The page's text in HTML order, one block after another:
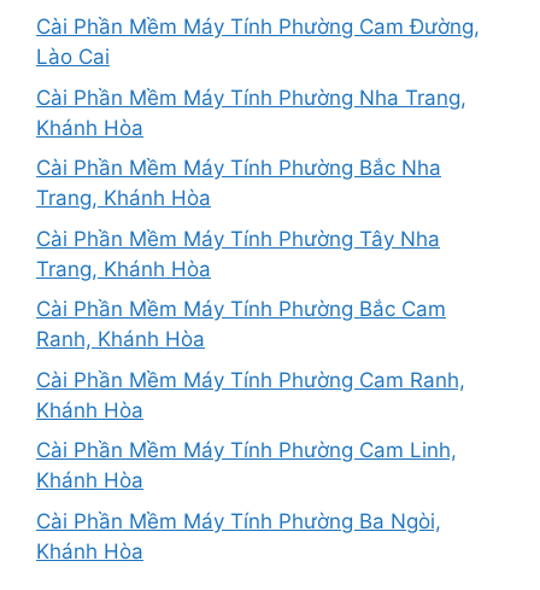
Cài Phần Mềm Máy Tính Phường Cam Đường,
Lào Cai
Cài Phần Mềm Máy Tính Phường Nha Trang,
Khánh Hòa
Cài Phần Mềm Máy Tính Phường Bắc Nha
Trang, Khánh Hòa
Cài Phần Mềm Máy Tính Phường Tây Nha
Trang, Khánh Hòa
Cài Phần Mềm Máy Tính Phường Bắc Cam
Ranh, Khánh Hòa
Cài Phần Mềm Máy Tính Phường Cam Ranh,
Khánh Hòa
Cài Phần Mềm Máy Tính Phường Cam Linh,
Khánh Hòa
Cài Phần Mềm Máy Tính Phường Ba Ngòi,
Khánh Hòa